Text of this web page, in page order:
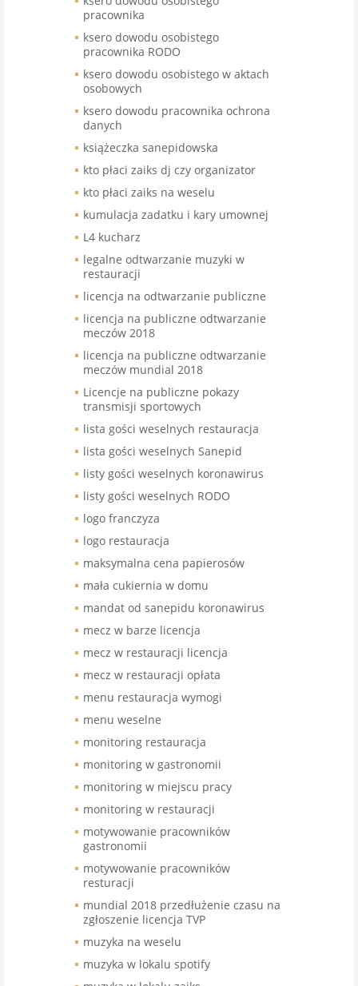
pracownika
ksero dowodu osobistego
pracownika RODO
ksero dowodu osobistego w aktach
osobowych
ksero dowodu pracownika ochrona
danych
książeczka sanepidowska
kto płaci zaiks dj czy organizator
kto płaci zaiks na weselu
kumulacja zadatku i kary umownej
L4 kucharz
legalne odtwarzanie muzyki w
restauracji
licencja na odtwarzanie publiczne
licencja na publiczne odtwarzanie
meczów 2018
licencja na publiczne odtwarzanie
meczów mundial 2018
Licencje na publiczne pokazy
transmisji sportowych
lista gości weselnych restauracja
lista gości weselnych Sanepid
listy gości weselnych koronawirus
listy gości weselnych RODO
logo franczyza
logo restauracja
maksymalna cena papierosów
mała cukiernia w domu
mandat od sanepidu koronawirus
mecz w barze licencja
mecz w restauracji licencja
mecz w restauracji opłata
menu restauracja wymogi
menu weselne
monitoring restauracja
monitoring w gastronomii
monitoring w miejscu pracy
monitoring w restauracji
motywowanie pracowników
gastronomii
motywowanie pracowników
resturacji
mundial 2018 przedłużenie czasu na
zgłoszenie licencja TVP
muzyka na weselu
muzyka w lokalu spotify